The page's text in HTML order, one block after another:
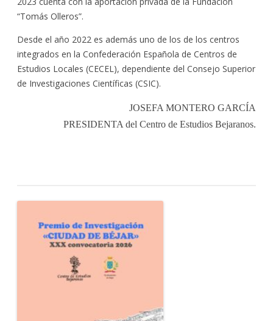
“Tomás Olleros”.
Desde el año 2022 es además uno de los de los centros
integrados en la Confederación Española de Centros de
Estudios Locales (CECEL), dependiente del Consejo Superior
de Investigaciones Científicas (CSIC).
JOSEFA MONTERO GARCÍA
PRESIDENTA del Centro de Estudios Bejaranos.